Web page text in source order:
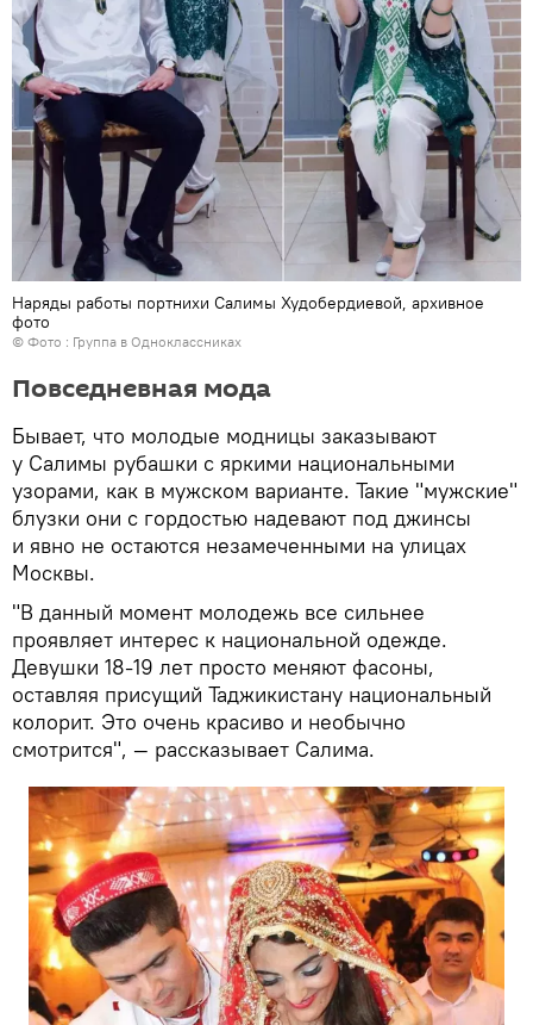
Наряды работы портнихи Салимы Худобердиевой, архивное
фото
© Фото : Группа в Одноклассниках
Повседневная мода
Бывает, что молодые модницы заказывают
у Салимы рубашки с яркими национальными
узорами, как в мужском варианте. Такие "мужские"
блузки они с гордостью надевают под джинсы
и явно не остаются незамеченными на улицах
Москвы.
"В данный момент молодежь все сильнее
проявляет интерес к национальной одежде.
Девушки 18-19 лет просто меняют фасоны,
оставляя присущий Таджикистану национальный
колорит. Это очень красиво и необычно
смотрится", — рассказывает Салима.